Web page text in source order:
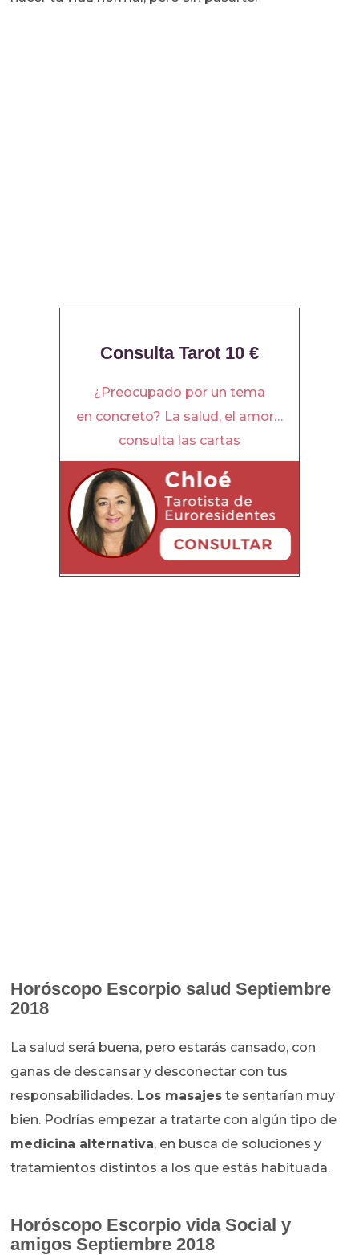
Consulta Tarot 10 €
¿Preocupado por un tema
en concreto? La salud, el amor…
consulta las cartas
Horóscopo Escorpio salud Septiembre
2018
La salud será buena, pero estarás cansado, con
ganas de descansar y desconectar con tus
responsabilidades. Los masajes te sentarían muy
bien. Podrías empezar a tratarte con algún tipo de
medicina alternativa, en busca de soluciones y
tratamientos distintos a los que estás habituada.
Horóscopo Escorpio vida Social y
amigos Septiembre 2018